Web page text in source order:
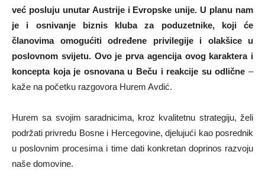
već posluju unutar Austrije i Evropske unije. U planu nam
je i osnivanje biznis kluba za poduzetnike, koji će
članovima omogućiti određene privilegije i olakšice u
poslovnom svijetu. Ovo je prva agencija ovog karaktera i
koncepta koja je osnovana u Beču i reakcije su odlične –
kaže na početku razgovora Hurem Avdić.
Hurem sa svojim saradnicima, kroz kvalitetnu strategiju, želi
podržati privredu Bosne i Hercegovine, djelujući kao posrednik
u poslovnim procesima i time dati konkretan doprinos razvoju
naše domovine.